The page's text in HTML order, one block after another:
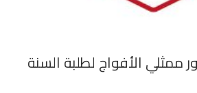
ممثلي الأفواج لطلبة السنة